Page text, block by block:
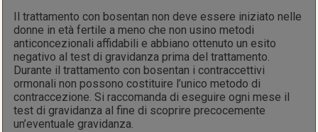
Il trattamento con bosentan non deve essere iniziato nelle
donne in età fertile a meno che non usino metodi
anticoncezionali affidabili e abbiano ottenuto un esito
negativo al test di gravidanza prima del trattamento.
Durante il trattamento con bosentan i contraccettivi
ormonali non possono costituire l’unico metodo di
contraccezione. Si raccomanda di eseguire ogni mese il
test di gravidanza al fine di scoprire precocemente
un’eventuale gravidanza.